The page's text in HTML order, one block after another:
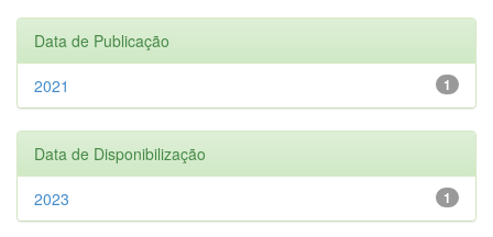
Data de Publicação
1
2021
Data de Disponibilização
1
2023